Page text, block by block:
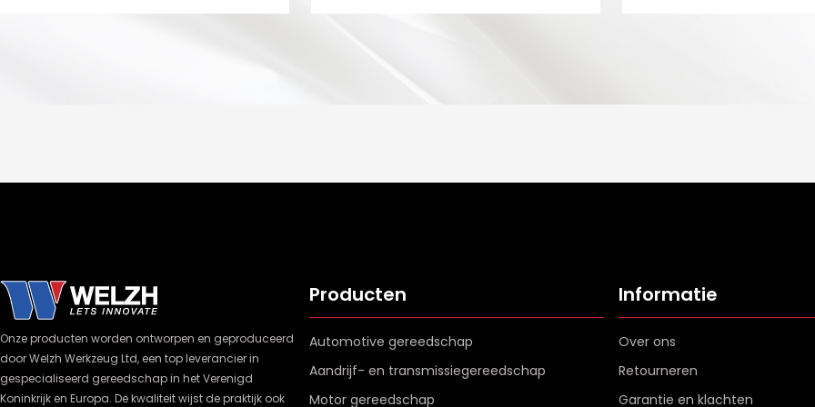
Onze producten worden ontworpen en geproduceerd
door Welzh Werkzeug Ltd, een top leverancier in
gespecialiseerd gereedschap in het Verenigd
Koninkrijk en Europa. De kwaliteit wijst de praktijk ook
Producten
Automotive gereedschap
Aandrijf- en transmissiegereedschap
Motor gereedschap
Informatie
Over ons
Retourneren
Garantie en klachten